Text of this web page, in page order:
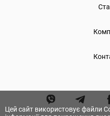
Цей сайт використовує файли